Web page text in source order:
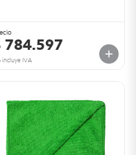
784.597
incluye IVA